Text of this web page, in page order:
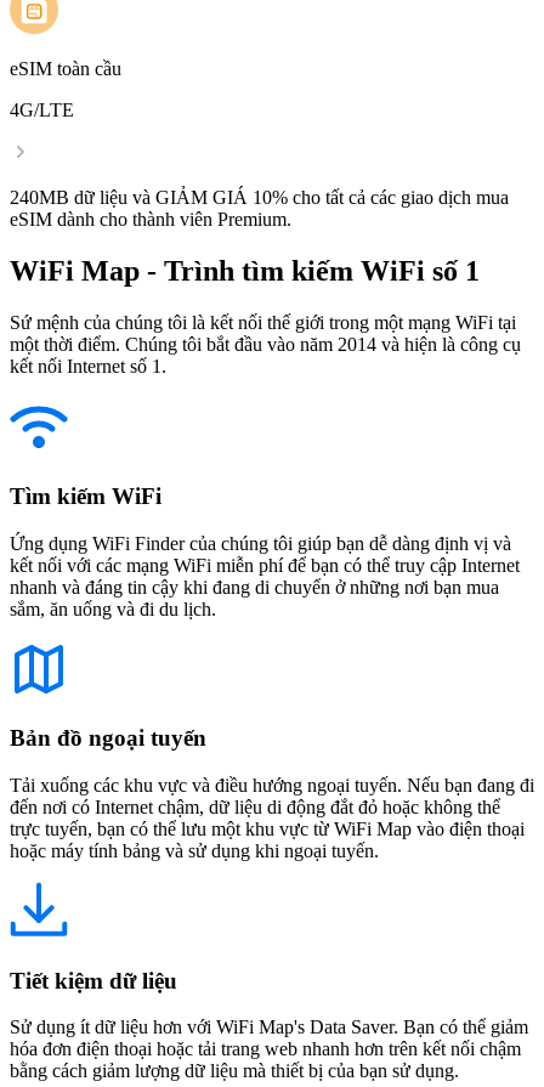
eSIM toàn cầu
4G/LTE
240MB dữ liệu và GIẢM GIÁ 10% cho tất cả các giao dịch mua
eSIM dành cho thành viên Premium.
WiFi Map - Trình tìm kiếm WiFi số 1
Sứ mệnh của chúng tôi là kết nối thế giới trong một mạng WiFi tại
một thời điểm. Chúng tôi bắt đầu vào năm 2014 và hiện là công cụ
kết nối Internet số 1.
Tìm kiếm WiFi
Ứng dụng WiFi Finder của chúng tôi giúp bạn dễ dàng định vị và
kết nối với các mạng WiFi miễn phí để bạn có thể truy cập Internet
nhanh và đáng tin cậy khi đang di chuyển ở những nơi bạn mua
sắm, ăn uống và đi du lịch.
Bản đồ ngoại tuyến
Tải xuống các khu vực và điều hướng ngoại tuyến. Nếu bạn đang đi
đến nơi có Internet chậm, dữ liệu di động đắt đỏ hoặc không thể
trực tuyến, bạn có thể lưu một khu vực từ WiFi Map vào điện thoại
hoặc máy tính bảng và sử dụng khi ngoại tuyến.
Tiết kiệm dữ liệu
Sử dụng ít dữ liệu hơn với WiFi Map's Data Saver. Bạn có thể giảm
hóa đơn điện thoại hoặc tải trang web nhanh hơn trên kết nối chậm
bằng cách giảm lượng dữ liệu mà thiết bị của bạn sử dụng.